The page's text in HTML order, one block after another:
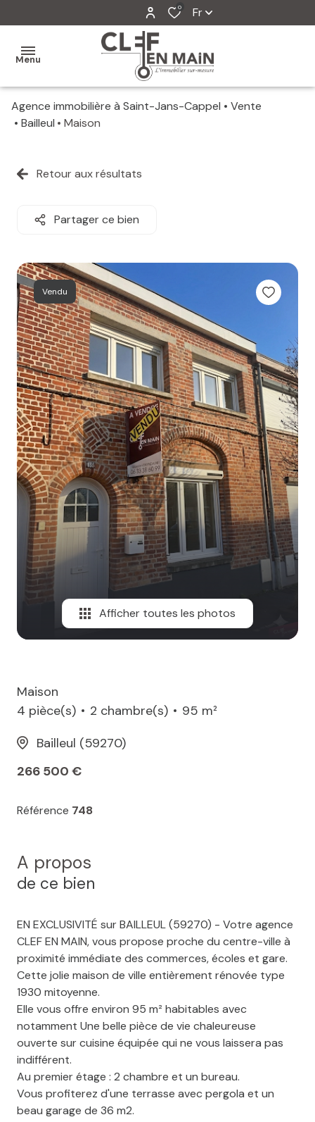
0 Fr
Menu
MON
MES
MES
ESTIMATION
ALERTE
MAIL
Agence immobilière à Saint-Jans-Cappel
Vente
Bailleul
Maison
Retour aux résultats
Partager ce bien
Vendu
Afficher toutes les photos
Maison
4 pièce(s)
2 chambre(s)
95 m²
Bailleul (59270)
266 500 €
Référence 748
A propos
de ce bien
EN EXCLUSIVITÉ sur BAILLEUL (59270) - Votre agence
CLEF EN MAIN, vous propose proche du centre-ville à
proximité immédiate des commerces, écoles et gare.
Cette jolie maison de ville entièrement rénovée type
1930 mitoyenne.
Elle vous offre environ 95 m² habitables avec
notamment Une belle pièce de vie chaleureuse
ouverte sur cuisine équipée qui ne vous laissera pas
indifférent.
Au premier étage : 2 chambre et un bureau.
Vous profiterez d'une terrasse avec pergola et un
beau garage de 36 m2.